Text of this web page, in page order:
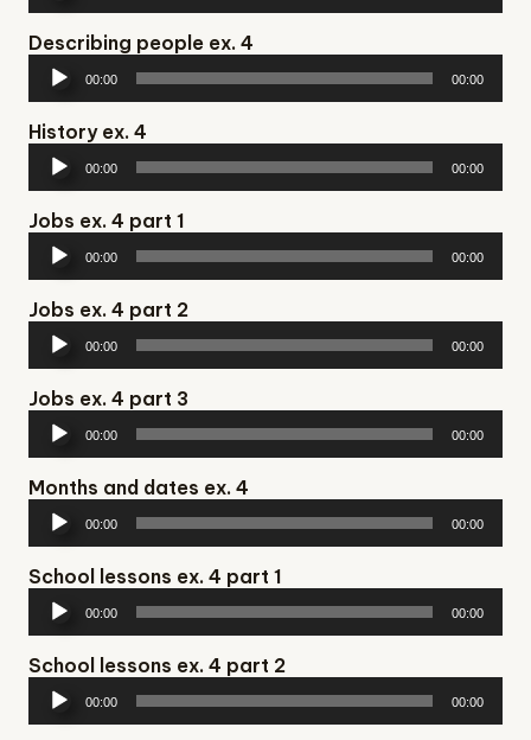
Describing people ex. 4
Аудіопрогравач
00:00 00:00
History ex. 4
Аудіопрогравач
00:00 00:00
Jobs ex. 4 part 1
Аудіопрогравач
00:00 00:00
Jobs ex. 4 part 2
Аудіопрогравач
00:00 00:00
Jobs ex. 4 part 3
Аудіопрогравач
00:00 00:00
Months and dates ex. 4
Аудіопрогравач
00:00 00:00
School lessons ex. 4 part 1
Аудіопрогравач
00:00 00:00
School lessons ex. 4 part 2
Аудіопрогравач
00:00 00:00